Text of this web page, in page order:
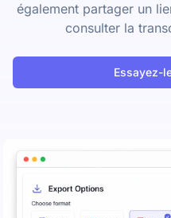
également partager un
consulter la
Essayez-